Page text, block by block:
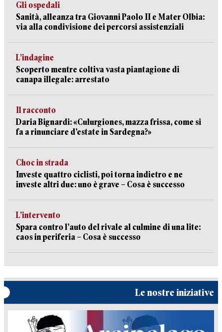
Gli ospedali
Sanità, alleanza tra Giovanni Paolo II e Mater Olbia:
via alla condivisione dei percorsi assistenziali
L’indagine
Scoperto mentre coltiva vasta piantagione di
canapa illegale: arrestato
Il racconto
Daria Bignardi: «Culurgiones, mazza frissa, come si
fa a rinunciare d’estate in Sardegna?»
Choc in strada
Investe quattro ciclisti, poi torna indietro e ne
investe altri due: uno è grave – Cosa è successo
L’intervento
Spara contro l’auto del rivale al culmine di una lite:
caos in periferia – Cosa è successo
Le nostre iniziative